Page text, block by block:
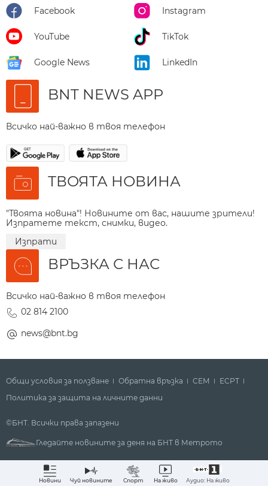
Facebook Instagram
YouTube TikTok
Google News LinkedIn
BNT NEWS APP
Всичко най-важно в твоя телефон
ТВОЯТА НОВИНА
"Твоята новина"! Новините от вас, нашите зрители!
Изпратете текст, снимки, видео.
Изпрати
ВРЪЗКА С НАС
Всичко най-важно в твоя телефон
02 814 2100
news@bnt.bg
Новини Чуй новините Спорт На живо Аудио: На живо
Общи условия за ползване Обратна връзка СЕМ
ECPT
Политика за защита на личните данни
©БНТ. Всички права запазени
Гледайте новините за деня на БНТ в Метрото